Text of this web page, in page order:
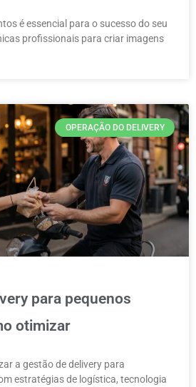
é essencial para o sucesso do seu
profissionais para criar imagens
OPERAÇÃO DO DELIVERY
para pequenos
otimizar
a gestão de delivery para
estratégias de logística, tecnologia